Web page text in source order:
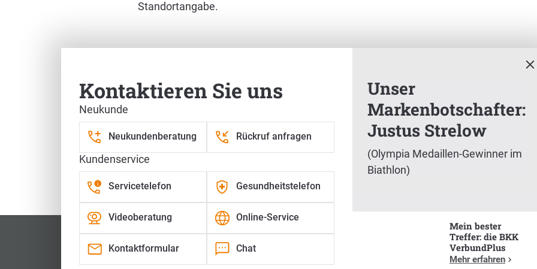
Standortangabe.
Kontaktieren Sie uns
Neukunde
Neukundenberatung Rückruf anfragen
Kundenservice
Servicetelefon Gesundheitstelefon
Videoberatung Online-Service
Kontaktformular Chat
Unser
Markenbotschafter:
Justus Strelow
(Olympia Medaillen-Gewinner im
Biathlon)
Mein bester
Treffer: die BKK
VerbundPlus
Mehr erfahren
Unser Markenbotschafter: Justus Strelow
(Olympia Medaillen-Gewinner im Biathlon)